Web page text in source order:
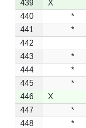
439
X
440
*
441
*
442
443
*
444
*
445
*
446
X
447
*
448
*